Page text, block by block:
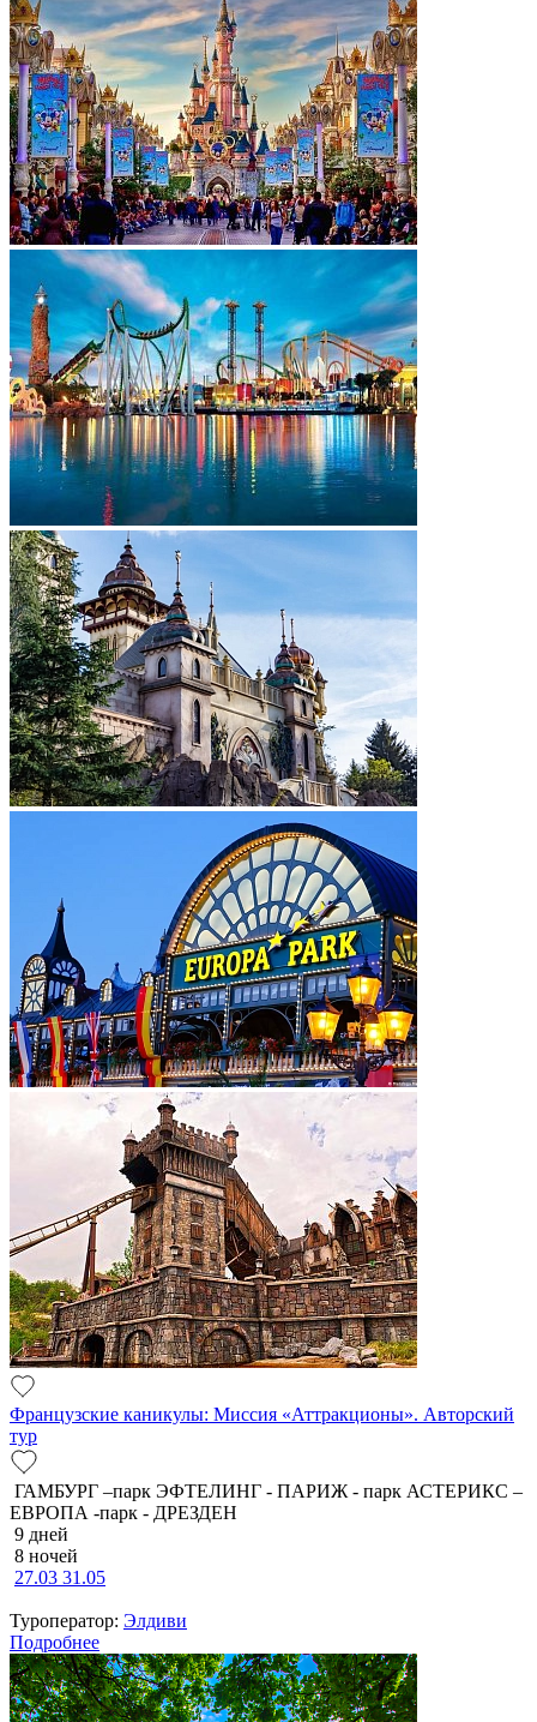
Французские каникулы: Миссия «Аттракционы». Авторский
тур
ГАМБУРГ –парк ЭФТЕЛИНГ - ПАРИЖ - парк АСТЕРИКС –
ЕВРОПА -парк - ДРЕЗДЕН
9 дней
8 ночей
27.03 31.05
Туроператор: Элдиви
Подробнее